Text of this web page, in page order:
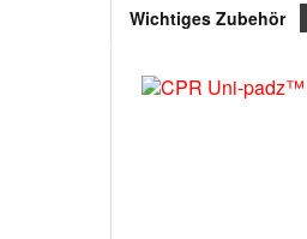
Wichtiges Zubehör